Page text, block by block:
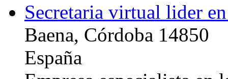
Secretaria virtual lider
Baena, Córdoba 14850
España